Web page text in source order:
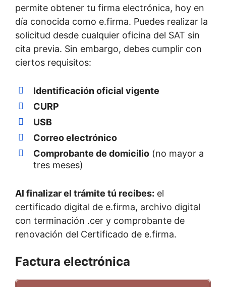
permite obtener tu firma electrónica, hoy en
día conocida como e.firma. Puedes realizar la
solicitud desde cualquier oficina del SAT sin
cita previa. Sin embargo, debes cumplir con
ciertos requisitos:
Identificación oficial vigente
CURP
USB
Correo electrónico
Comprobante de domicilio (no mayor a
tres meses)
Al finalizar el trámite tú recibes: el
certificado digital de e.firma, archivo digital
con terminación .cer y comprobante de
renovación del Certificado de e.firma.
Factura electrónica